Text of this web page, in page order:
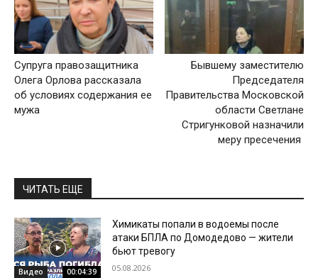
Супруга правозащитника
Олега Орлова рассказала
об условиях содержания ее
мужа
Бывшему заместителю
Председателя
Правительства Московской
области Светлане
Стригунковой назначили
меру пресечения
ЧИТАТЬ ЕЩЕ
Видео 00:04:39
Химикаты попали в водоемы после
атаки БПЛА по Домодедово — жители
бьют тревогу
05.08.2026